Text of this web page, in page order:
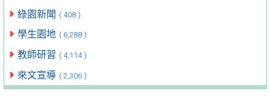
綠園新聞 ( 408 )
學生園地 ( 6,288 )
教師研習 ( 4,114 )
來文宣導 ( 2,306 )